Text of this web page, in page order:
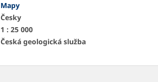
Mapy
Česky
1 : 25 000
Česká geologická služba